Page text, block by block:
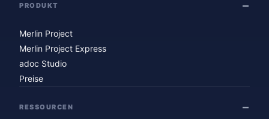
PRODUKT
Merlin Project
Merlin Project Express
adoc Studio
Preise
RESSOURCEN